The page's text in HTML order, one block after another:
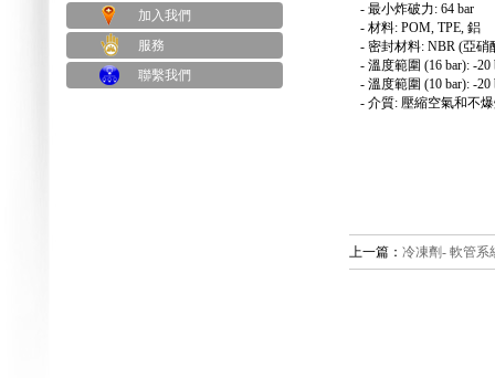
加入我們
服務
聯繫我們
- 最小炸破力: 64 bar
- 材料: POM, TPE, 鋁
- 密封材料: NBR (亞硝
- 溫度範圍 (16 bar): -20
- 溫度範圍 (10 bar): -20
- 介質: 壓縮空氣和不
上一篇： 冷凍劑- 軟管系